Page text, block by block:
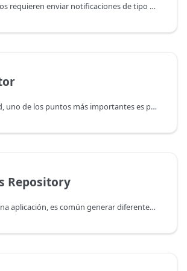
Muchos servicios requieren enviar notificaciones de tipo e-mail, para ello se requiere un servidor de SMTP e indicar los datos de conexión en cada servicio.
En la actualidad, uno de los puntos más importantes es poder monitorizar y entender el funcionamiento de todo el sistema. Tenemos muchas opciones para ello, aunque la combinación Prometheus+Grafana es la más común.
Repository
Al desarrollar una aplicación, es común generar diferentes artefactos (versiones compiladas) de los diferentes proyectos, librerías o componentes, así como de contenedores finales. Estos artefactos deben ser almacenados en un repositorio para compartirlos fácilmente.